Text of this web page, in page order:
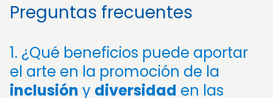
Preguntas frecuentes
1. ¿Qué beneficios puede aportar
el arte en la promoción de la
inclusión y diversidad en las